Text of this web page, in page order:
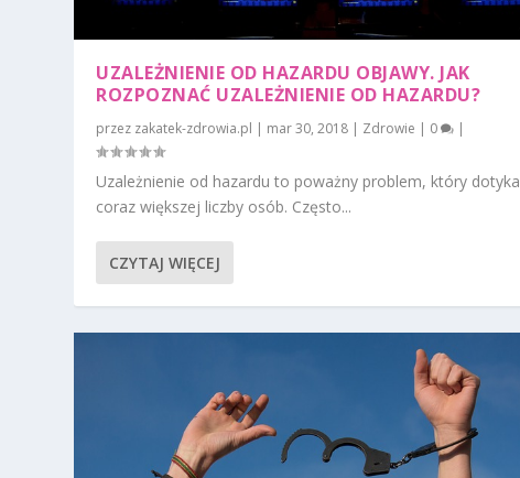
UZALEŻNIENIE OD HAZARDU OBJAWY. JAK
ROZPOZNAĆ UZALEŻNIENIE OD HAZARDU?
przez zakatek-zdrowia.pl | mar 30, 2018 | Zdrowie | 0 |
Uzależnienie od hazardu to poważny problem, który dotyka
coraz większej liczby osób. Często...
CZYTAJ WIĘCEJ